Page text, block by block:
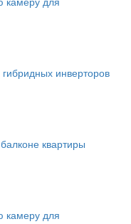
инверторов
квартиры
камеру для